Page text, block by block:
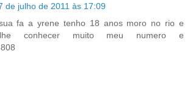
de julho de 2011 às 17:09
fa a yrene tenho 18 anos moro no rio e
lhe conhecer muito meu numero e